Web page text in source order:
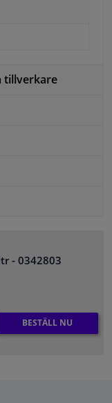
tillverkare
- 0342803
BESTÄLL NU